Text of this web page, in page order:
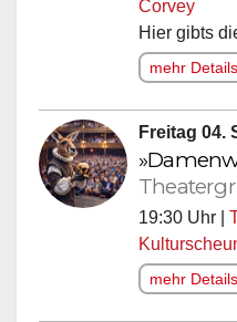
Corvey
Hier gibts
mehr Details
Freitag 04.
19:30 Uhr |
mehr Details